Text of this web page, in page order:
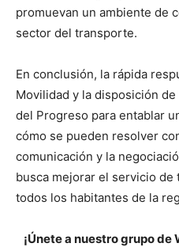
promuevan un ambiente de
sector del transporte.
En conclusión, la rápida
Movilidad y la disposición
del Progreso para entablar
cómo se pueden resolver
comunicación y la
busca mejorar el servicio
todos los habitantes de la
¡Únete a nuestro grupo de